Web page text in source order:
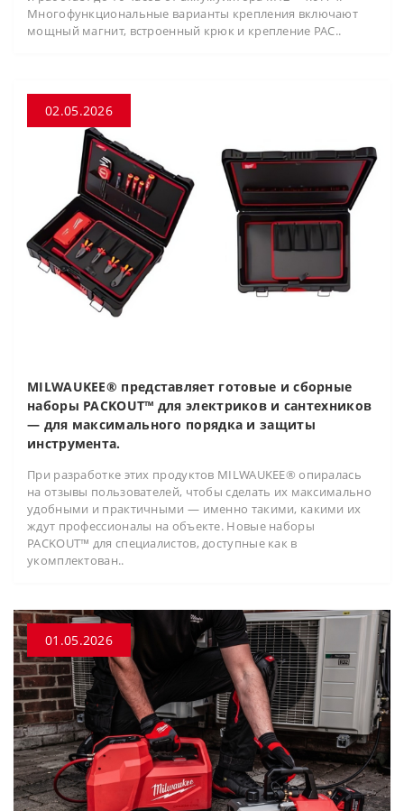
Многофункциональные варианты крепления включают
мощный магнит, встроенный крюк и крепление PAC..
02.05.2026
MILWAUKEE® представляет готовые и сборные
наборы PACKOUT™ для электриков и сантехников
— для максимального порядка и защиты
инструмента.
При разработке этих продуктов MILWAUKEE® опиралась
на отзывы пользователей, чтобы сделать их максимально
удобными и практичными — именно такими, какими их
ждут профессионалы на объекте. Новые наборы
PACKOUT™ для специалистов, доступные как в
укомплектован..
01.05.2026